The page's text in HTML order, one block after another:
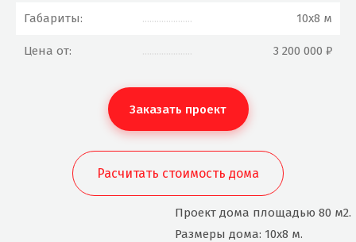
Габариты: ..................... 10х8 м
Цена от: 3 200 000 ₽
Заказать проект
Расчитать стоимость дома
Проект дома площадью 80 м2.
Размеры дома: 10х8 м.